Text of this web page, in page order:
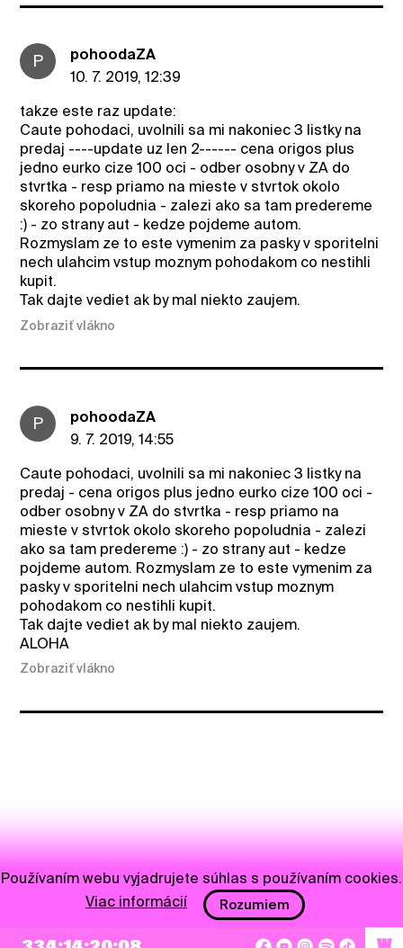
P
pohoodaZA
10. 7. 2019, 12:39
takze este raz update:
Caute pohodaci, uvolnili sa mi nakoniec 3 listky na
predaj ----update uz len 2------ cena origos plus
jedno eurko cize 100 oci - odber osobny v ZA do
stvrtka - resp priamo na mieste v stvrtok okolo
skoreho popoludnia - zalezi ako sa tam predereme
:) - zo strany aut - kedze pojdeme autom.
Rozmyslam ze to este vymenim za pasky v sporitelni
nech ulahcim vstup moznym pohodakom co nestihli
kupit.
Tak dajte vediet ak by mal niekto zaujem.
Zobraziť vlákno
P
pohoodaZA
9. 7. 2019, 14:55
Caute pohodaci, uvolnili sa mi nakoniec 3 listky na
predaj - cena origos plus jedno eurko cize 100 oci -
odber osobny v ZA do stvrtka - resp priamo na
mieste v stvrtok okolo skoreho popoludnia - zalezi
ako sa tam predereme :) - zo strany aut - kedze
pojdeme autom. Rozmyslam ze to este vymenim za
pasky v sporitelni nech ulahcim vstup moznym
pohodakom co nestihli kupit.
Tak dajte vediet ak by mal niekto zaujem.
ALOHA
Zobraziť vlákno
Používaním webu vyjadrujete súhlas s používaním cookies.
Viac informácií
Rozumiem